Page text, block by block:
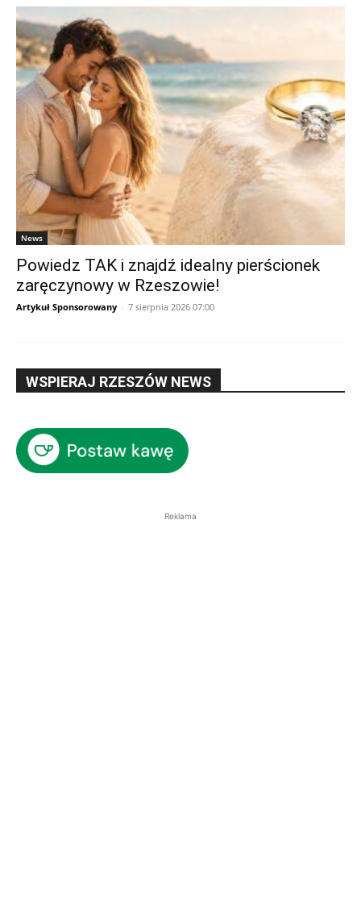
News
Powiedz TAK i znajdź idealny pierścionek
zaręczynowy w Rzeszowie!
Artykuł Sponsorowany - 7 sierpnia 2026 07:00
WSPIERAJ RZESZÓW NEWS
Reklama